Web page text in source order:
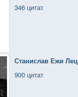
346 цитат
Станислав Ежи Лец
900 цитат